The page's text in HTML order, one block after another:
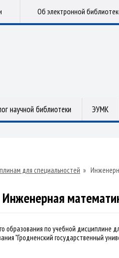
Об электронной
научной библиотеки ЭУМК
для специальностей »
Инженерная
образования по учебной
"Гродненский государственный